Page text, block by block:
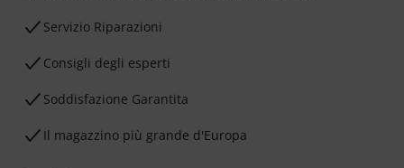
Servizio Riparazioni
Consigli degli esperti
Soddisfazione Garantita
Il magazzino più grande d'Europa